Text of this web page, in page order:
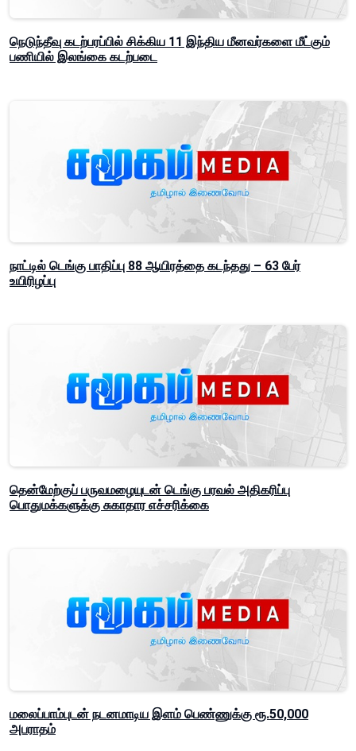
நெடுந்தீவு கடற்பரப்பில் சிக்கிய 11 இந்திய மீனவர்களை மீட்கும்
பணியில் இலங்கை கடற்படை
நாட்டில் டெங்கு பாதிப்பு 88 ஆயிரத்தை கடந்தது – 63 பேர்
உயிரிழப்பு
தென்மேற்குப் பருவமழையுடன் டெங்கு பரவல் அதிகரிப்பு
பொதுமக்களுக்கு சுகாதார எச்சரிக்கை
மலைப்பாம்புடன் நடனமாடிய இளம் பெண்ணுக்கு ரூ.50,000
அபராதம்